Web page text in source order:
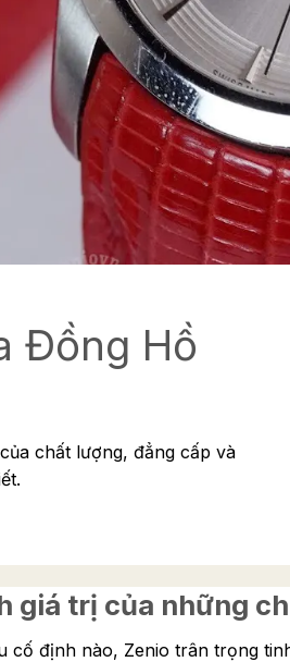
Đồng Hồ
chất lượng, đẳng cấp và
giá trị của những
cố định nào, Zenio trân trọng